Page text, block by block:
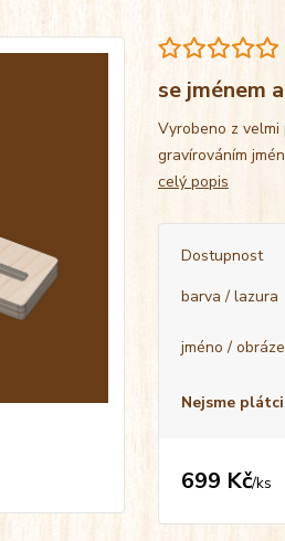
se jménem
Vyrobeno z velmi
gravírováním
celý popis
Dostupnost
barva / lazura
jméno /
Nejsme
699 Kč/ks